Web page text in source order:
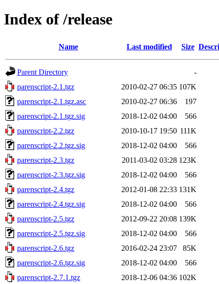
Index of /release
Name Last modified Size
Parent Directory
-
parenscript-2.1.tgz
2010-02-27 06:35 107K
parenscript-2.1.tgz.asc
2010-02-27 06:36
197
parenscript-2.1.tgz.sig
2018-12-02 04:00
566
parenscript-2.2.tgz
2010-10-17 19:50 111K
parenscript-2.2.tgz.sig
2018-12-02 04:00
566
parenscript-2.3.tgz
2011-03-02 03:28 123K
parenscript-2.3.tgz.sig
2018-12-02 04:00
566
parenscript-2.4.tgz
2012-01-08 22:33 131K
parenscript-2.4.tgz.sig
2018-12-02 04:00
566
parenscript-2.5.tgz
2012-09-22 20:08 139K
parenscript-2.5.tgz.sig
2018-12-02 04:00
566
parenscript-2.6.tgz
2016-02-24 23:07
85K
parenscript-2.6.tgz.sig
2018-12-02 04:00
566
parenscript-2.7.1.tgz
2018-12-06 04:36 102K